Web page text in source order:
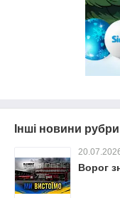
Інші новини
Ворог